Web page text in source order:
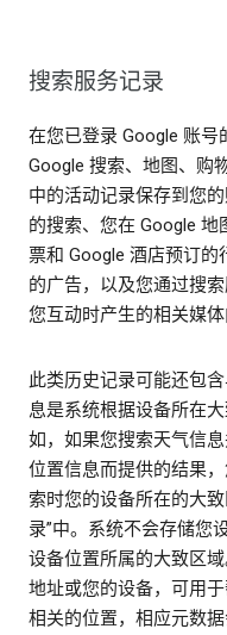
搜索服务记录
在您已登录 Google 账号
Google 搜索、地图、购
中的活动记录保存到您
的搜索、您在 Google
票和 Google 酒店预订
的广告，以及您通过搜
您互动时产生的相关媒
此类历史记录可能还包
息是系统根据设备所在
如，如果您搜索天气信
位置信息而提供的结果
索时您的设备所在的大
录”中。系统不会存储您
设备位置所属的大致区
地址或您的设备，可用
相关的位置，相应元数